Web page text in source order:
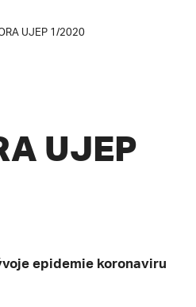
UJEP 1/2020
UJEP
epidemie koronaviru